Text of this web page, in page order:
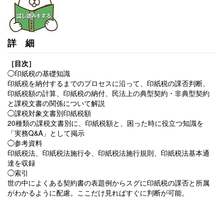
詳細
［目次］
◯印紙税の基礎知識
印紙税を納付するまでのプロセスに沿って、印紙税の課否判断、
印紙税額の計算、印紙税の納付、民法上の典型契約・非典型契約
と課税文書の関係について解説
◯課税対象文書別印紙税額
20種類の課税文書別に、印紙税額と、困った時に役立つ知識を
「実務Q&A」として掲示
◯参考資料
印紙税法、印紙税法施行令、印紙税法施行規則、印紙税法基本通
達を収録
◯索引
世の中によくある契約書の表題例からスグに印紙税の課否と所属
がわかるように配慮。ここだけ見ればすぐに判断が可能。